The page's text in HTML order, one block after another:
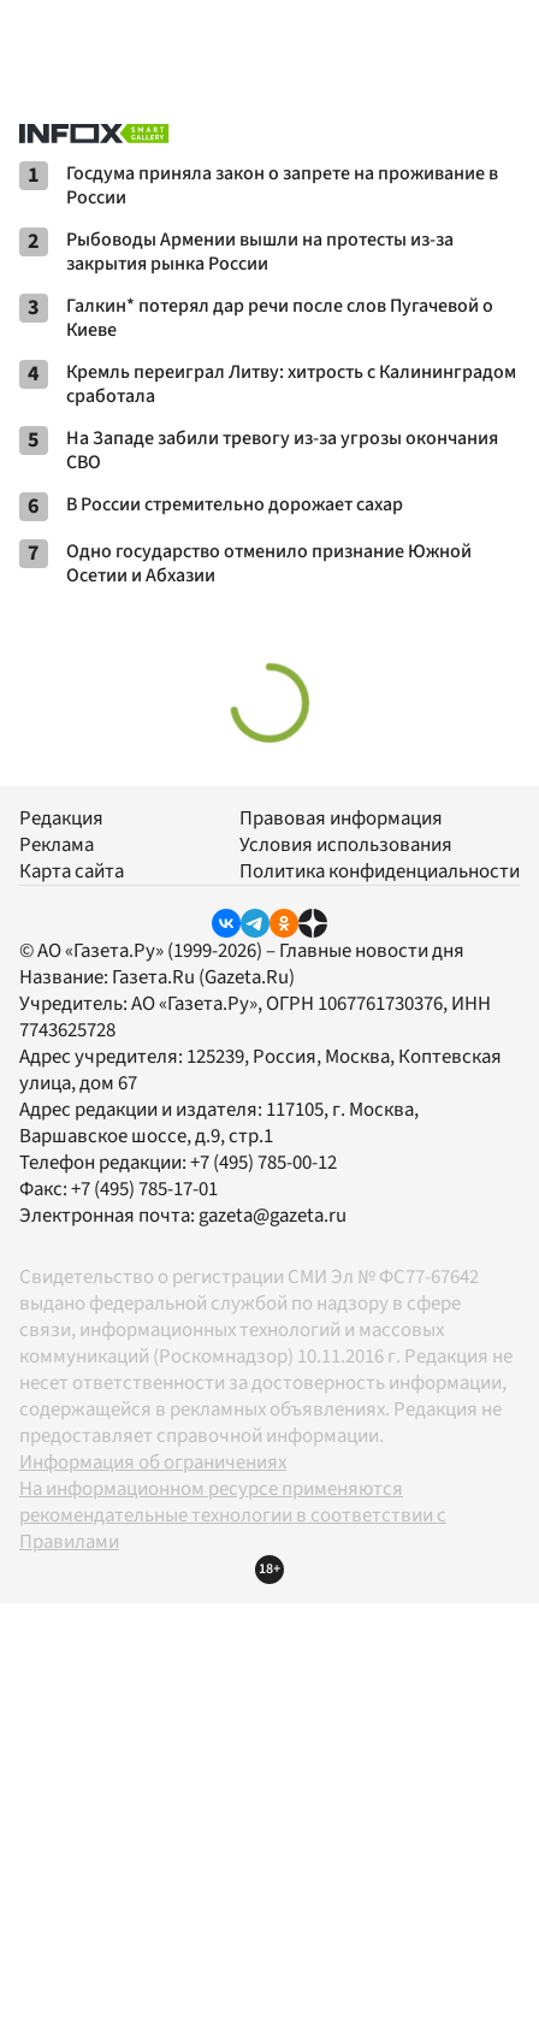
1
Госдума приняла закон о запрете на проживание в
России
2
Рыбоводы Армении вышли на протесты из-за
закрытия рынка России
3
Галкин* потерял дар речи после слов Пугачевой о
Киеве
4
Кремль переиграл Литву: хитрость с Калининградом
сработала
5
На Западе забили тревогу из-за угрозы окончания
СВО
6 В России стремительно дорожает сахар
7
Одно государство отменило признание Южной
Осетии и Абхазии
Редакция
Реклама
Карта сайта
Правовая информация
Условия использования
Политика конфиденциальности
© АО «Газета.Ру» (1999-2026) – Главные новости дня
Название: Газета.Ru (Gazeta.Ru)
Учредитель:АО «Газета.Ру», ОГРН 1067761730376, ИНН
7743625728
Адрес учредителя: 125239, Россия, Москва, Коптевская
улица, дом 67
Адрес редакции и издателя: 117105, г. Москва,
Варшавское шоссе, д.9, стр.1
Телефон редакции:+7 (495) 785-00-12
Факс:+7 (495) 785-17-01
Электронная почта:gazeta@gazeta.ru
Свидетельство о регистрации СМИ Эл № ФС77-67642
выдано федеральной службой по надзору в сфере
связи, информационных технологий и массовых
коммуникаций (Роскомнадзор) 10.11.2016 г. Редакция не
несет ответственности за достоверность информации,
содержащейся в рекламных объявлениях. Редакция не
предоставляет справочной информации.
Информация об ограничениях
На информационном ресурсе применяются
рекомендательные технологии в соответствии с
Правилами
18+